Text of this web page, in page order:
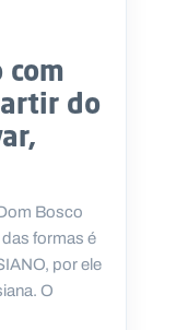
com
do
Bosco
formas é
por ele
O